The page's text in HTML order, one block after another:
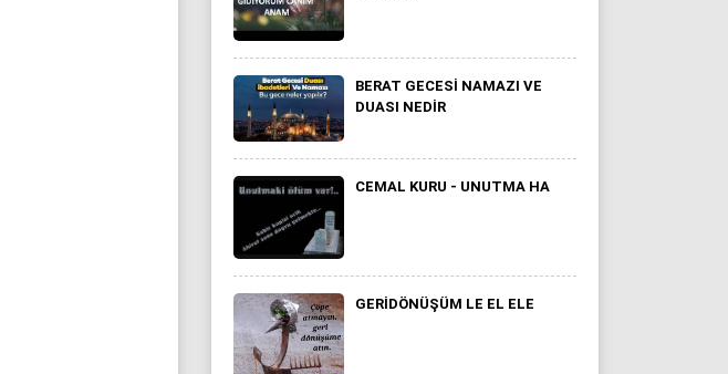
BERAT GECESI NAMAZI VE
DUASI NEDIR
CEMAL KURU - UNUTMA HA
GERİDÖNÜŞÜM LE EL ELE